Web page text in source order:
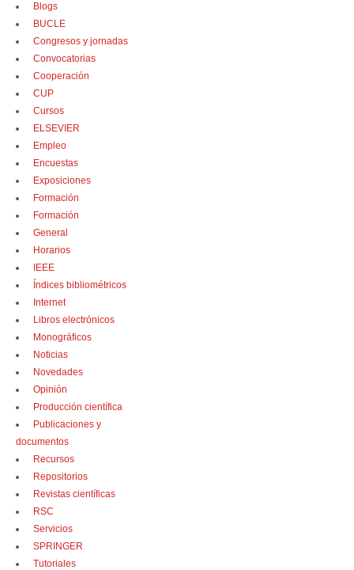
Blogs
BUCLE
Congresos y jornadas
Convocatorias
Cooperación
CUP
Cursos
ELSEVIER
Empleo
Encuestas
Exposiciones
Formación
Formación
General
Horarios
IEEE
Índices bibliométricos
Internet
Libros electrónicos
Monográficos
Noticias
Novedades
Opinión
Producción científica
Publicaciones y
documentos
Recursos
Repositorios
Revistas científicas
RSC
Servicios
SPRINGER
Tutoriales